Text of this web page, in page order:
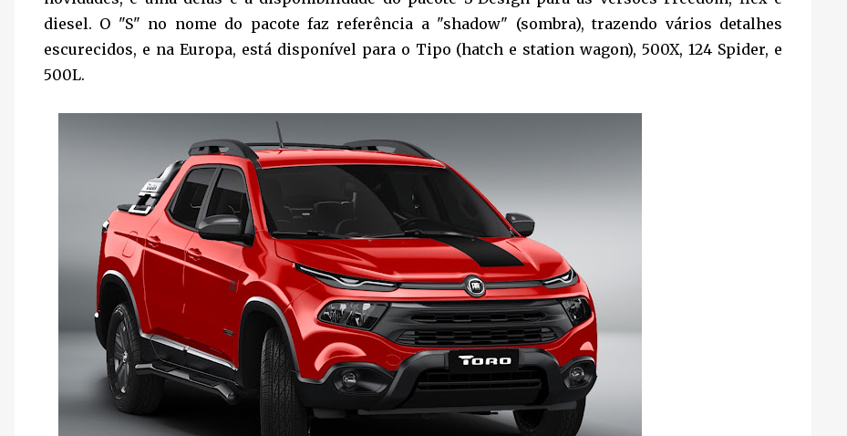
diesel. O "S" no nome do pacote faz referência a "shadow" (sombra), trazendo vários detalhes
escurecidos, e na Europa, está disponível para o Tipo (hatch e station wagon), 500X, 124 Spider, e
500L.